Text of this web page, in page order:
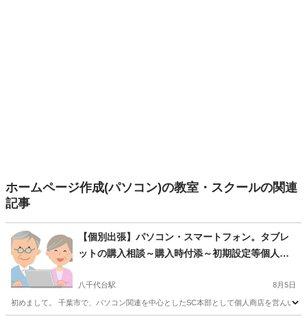
ホームページ作成(パソコン)の教室・スクールの関連
記事
【個別出張】パソコン・スマートフォン。タブレ
ットの購入相談～購入時付添～初期設定等個人指
八千代台駅 8月5日
初めまして。 千葉市で、パソコン関連を中心としたSC本部として個人商店を営んい